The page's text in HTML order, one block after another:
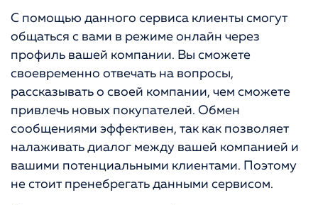
С помощью данного сервиса клиенты смогут
общаться с вами в режиме онлайн через
профиль вашей компании. Вы сможете
своевременно отвечать на вопросы,
рассказывать о своей компании, чем сможете
привлечь новых покупателей. Обмен
сообщениями эффективен, так как позволяет
налаживать диалог между вашей компанией и
вашими потенциальными клиентами. Поэтому
не стоит пренебрегать данными сервисом.